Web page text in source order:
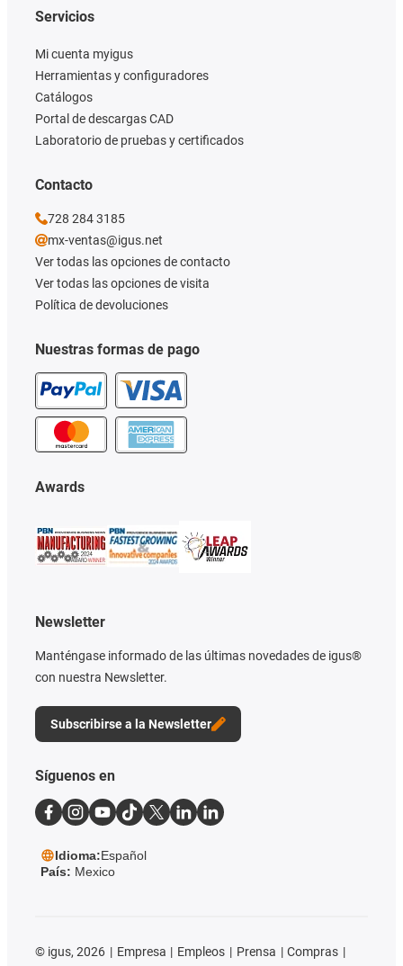
Nuestras formas de pago
Servicios
Mi cuenta myigus
Herramientas y configuradores
Catálogos
Portal de descargas CAD
Laboratorio de pruebas y certificados
Awards
Newsletter
Manténgase informado de las últimas novedades de igus®
con nuestra Newsletter.
Subscribirse a la Newsletter
Contacto
728 284 3185
mx-ventas@igus.net
Ver todas las opciones de contacto
Ver todas las opciones de visita
Política de devoluciones
Síguenos en
Idioma:Español
País: Mexico
© igus, 2026 Empresa Empleos Prensa
Compras